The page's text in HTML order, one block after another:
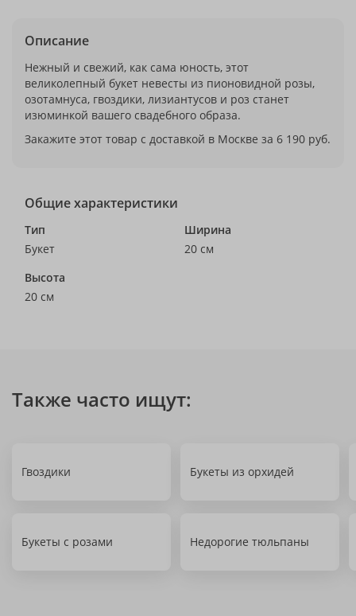
Описание
Нежный и свежий, как сама юность, этот
великолепный букет невесты из пионовидной розы,
озотамнуса, гвоздики, лизиантусов и роз станет
изюминкой вашего свадебного образа.
Закажите этот товар с доставкой в Москве за 6 190 руб.
Общие характеристики
Тип
Букет
Ширина
20 см
Высота
20 см
Также часто ищут:
Гвоздики Букеты из орхидей
Букеты с розами Недорогие тюльпаны